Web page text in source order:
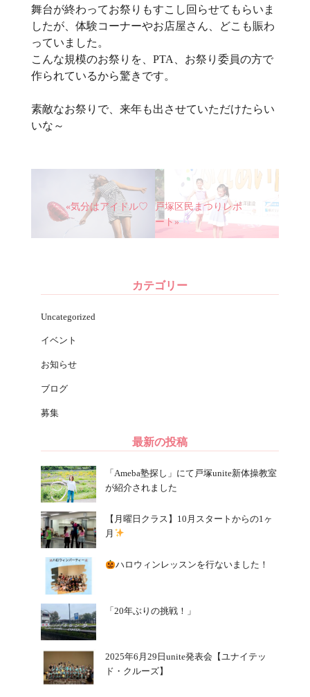
舞台が終わってお祭りもすこし回らせてもらいま
したが、体験コーナーやお店屋さん、どこも賑わ
っていました。
こんな規模のお祭りを、PTA、お祭り委員の方で
作られているから驚きです。
素敵なお祭りで、来年も出させていただけたらい
いな～
«気分はアイドル♡
戸塚区民まつりレポ
ート»
カテゴリー
Uncategorized
イベント
お知らせ
ブログ
募集
最新の投稿
「Ameba塾探し」にて戸塚unite新体操教室
が紹介されました
【月曜日クラス】10月スタートからの1ヶ
月
ハロウィンレッスンを行ないました！
「20年ぶりの挑戦！」
2025年6月29日unite発表会【ユナイテッ
ド・クルーズ】